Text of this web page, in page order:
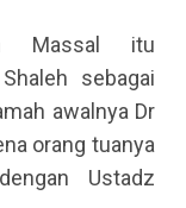
Massal itu
sebagai
awalnya Dr
orang tuanya
Ustadz